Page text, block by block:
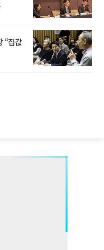
“집값